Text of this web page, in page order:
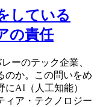
している
の責任
ーのテック企業、
のか。この問いをめ
AI（人工知能）
ィア・テクノロジー